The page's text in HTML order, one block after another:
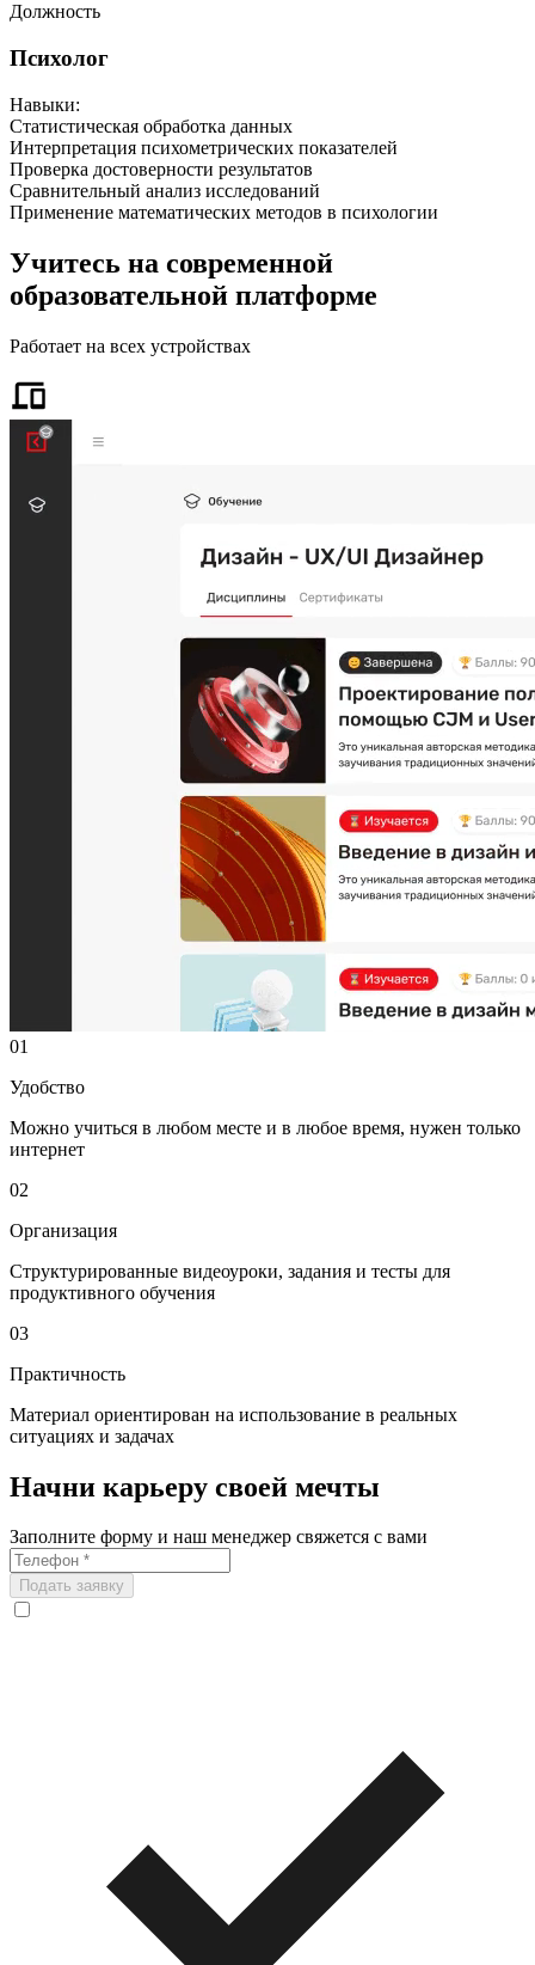
Должность
Психолог
Навыки:
Статистическая обработка данных
Интерпретация психометрических показателей
Проверка достоверности результатов
Сравнительный анализ исследований
Применение математических методов в психологии
Учитесь на современной
образовательной платформе
Работает на всех устройствах
01
Удобство
Можно учиться в любом месте и в любое время, нужен только
интернет
02
Организация
Структурированные видеоуроки, задания и тесты для
продуктивного обучения
03
Практичность
Материал ориентирован на использование в реальных
ситуациях и задачах
Начни карьеру своей мечты
Заполните форму и наш менеджер свяжется с вами
Подать заявку